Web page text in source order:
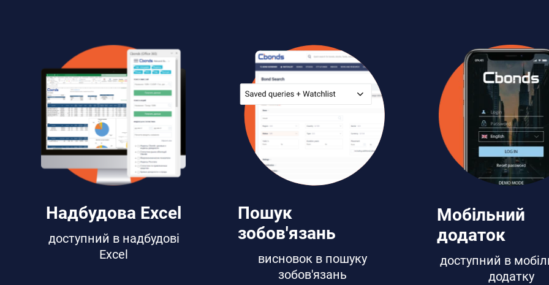
Надбудова Excel
доступний в надбудові
Excel
Пошук
зобов'язань
висновок в пошуку
зобов'язань
Мобільний
додаток
доступний в
додатку